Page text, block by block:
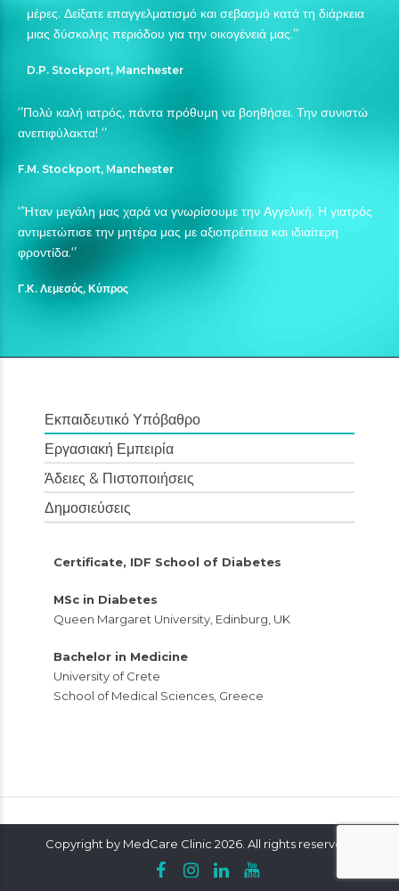
μέρες. Δείξατε επαγγελματισμό και σεβασμό κατά τη διάρκεια
μιας δύσκολης περιόδου για την οικογένειά μας.’’
D.P. Stockport, Manchester
‘’Πολύ καλή ιατρός, πάντα πρόθυμη να βοηθήσει. Την συνιστώ
ανεπιφύλακτα! ‘’
F.M. Stockport, Manchester
‘’Ήταν μεγάλη μας χαρά να γνωρίσουμε την Αγγελική. Η γιατρός
αντιμετώπισε την μητέρα μας με αξιοπρέπεια και ιδιαίτερη
φροντίδα.‘’
Γ.Κ. Λεμεσός, Κύπρος
Εκπαιδευτικό Υπόβαθρο
Εργασιακή Εμπειρία
Άδειες & Πιστοποιήσεις
Δημοσιεύσεις
Certificate, IDF School of Diabetes
MSc in Diabetes
Queen Margaret University, Edinburg, UK
Bachelor in Medicine
University of Crete
School of Medical Sciences, Greece
Copyright by MedCare Clinic 2026. All rights reserved.